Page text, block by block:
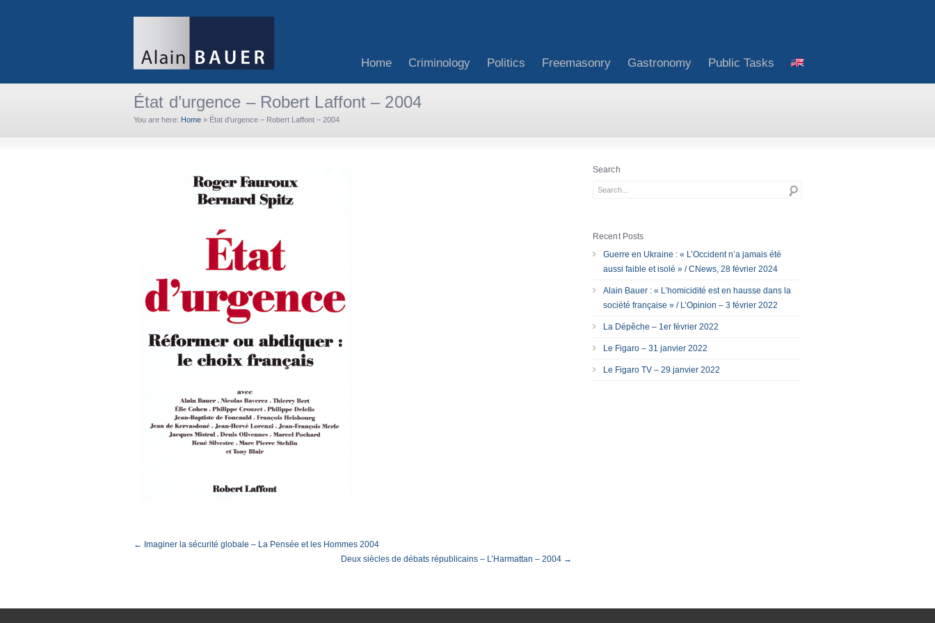
Home Criminology Politics Freemasonry Gastronomy Public Tasks
État d’urgence – Robert Laffont – 2004
You are here: Home » État d’urgence – Robert Laffont – 2004
← Imaginer la sécurité globale – La Pensée et les Hommes 2004
Deux siècles de débats républicains – L’Harmattan – 2004 →
Search
Recent Posts
Guerre en Ukraine : « L’Occident n’a jamais été
aussi faible et isolé » / CNews, 28 février 2024
Alain Bauer : « L’homicidité est en hausse dans la
société française » / L’Opinion – 3 février 2022
La Dépêche – 1er février 2022
Le Figaro – 31 janvier 2022
Le Figaro TV – 29 janvier 2022